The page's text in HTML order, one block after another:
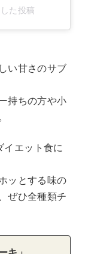
た投稿
い甘さのサブ
持ちの方や小
エット食に
ッとする味の
ぜひ全種類チ